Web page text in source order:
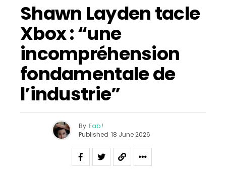
Shawn Layden tacle
Xbox : “une
incompréhension
fondamentale de
l’industrie”
By Fab !
Published 18 June 2026